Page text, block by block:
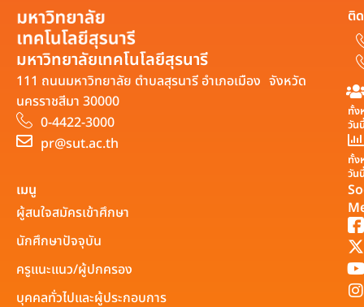
มหาวิทยาลัยเทคโนโลยีสุรนารี
111 ถนนมหาวิทยาลัย ตำบลสุรนารี อำเภอเมือง จังหวัด
นครราชสีมา 30000
0-4422-3000
pr@sut.ac.th
ติ
ทั้ง
วัน
ทั้ง
วัน
เมนู
ผู้สนใจสมัครเข้าศึกษา
นักศึกษาปัจจุบัน
ครูแนะแนว/ผู้ปกครอง
บุคคลทั่วไปและผู้ประกอบการ